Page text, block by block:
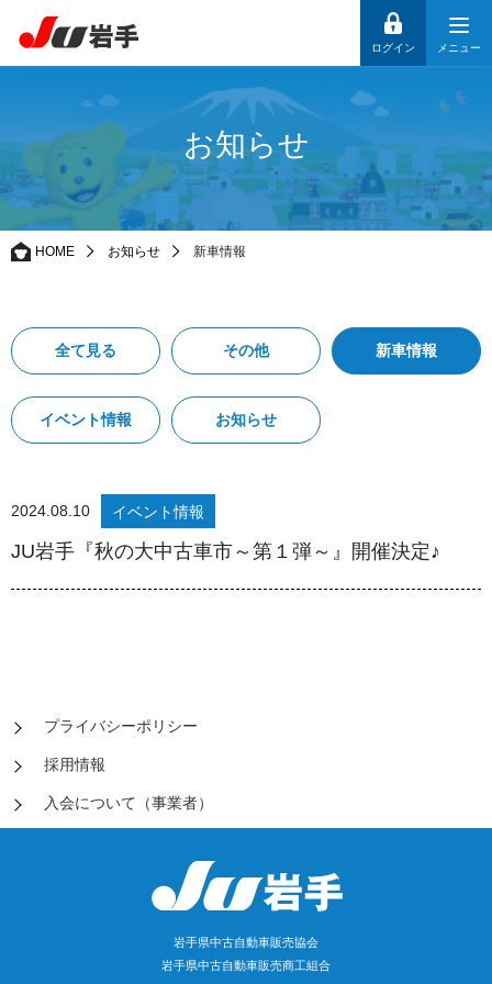
ログイン メニュー
お知らせ
HOME お知らせ 新車情報
全て見る その他 新車情報
イベント情報 お知らせ
2024.08.10 イベント情報
JU岩手『秋の大中古車市～第１弾～』開催決定♪
プライバシーポリシー
採用情報
入会について（事業者）
岩手県中古自動車販売協会
岩手県中古自動車販売商工組合